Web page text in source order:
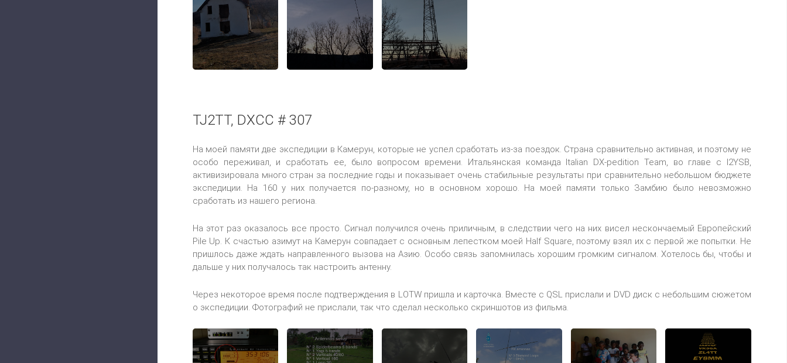
TJ2TT, DXCC # 307
На моей памяти две экспедиции в Камерун, которые не успел сработать из-за поездок. Страна сравнительно активная, и поэтому не
особо переживал, и сработать ее, было вопросом времени. Итальянская команда Italian DX-pedition Team, во главе с I2YSB,
активизировала много стран за последние годы и показывает очень стабильные результаты при сравнительно небольшом бюджете
экспедиции. На 160 у них получается по-разному, но в основном хорошо. На моей памяти только Замбию было невозможно
сработать из нашего региона.
На этот раз оказалось все просто. Сигнал получился очень приличным, в следствии чего на них висел нескончаемый Европейский
Pile Up. К счастью азимут на Камерун совпадает с основным лепестком моей Half Square, поэтому взял их с первой же попытки. Не
пришлось даже ждать направленного вызова на Азию. Особо связь запомнилась хорошим громким сигналом. Хотелось бы, чтобы и
дальше у них получалось так настроить антенну.
Через некоторое время после подтверждения в LOTWпришла и карточка. Вместе с QSL прислали и DVD диск с небольшим сюжетом
о экспедиции. Фотографий не прислали, так что сделал несколько скриншотов из фильма.